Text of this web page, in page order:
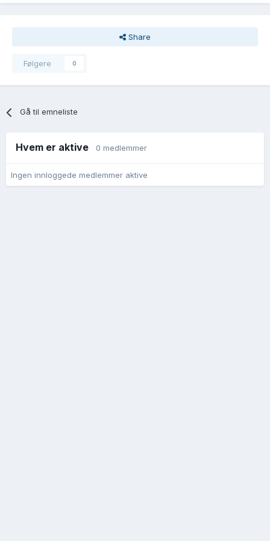
Share
Følgere 0
Gå til emneliste
Hvem er aktive 0 medlemmer
Ingen innloggede medlemmer aktive